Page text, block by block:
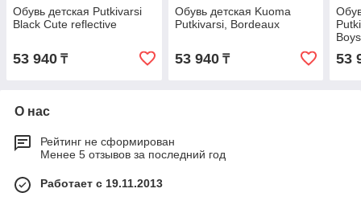
Обувь детская Putkivarsi
Black Cute reflective
53 940 ₸
Обувь детская Kuoma
Putkivarsi, Bordeaux
53 940₸ 53
О нас
Рейтинг не сформирован
Менее 5 отзывов за последний год
Работает с 19.11.2013